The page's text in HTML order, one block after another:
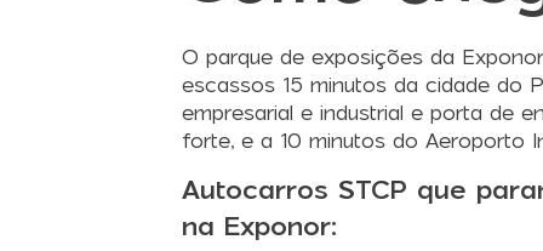
O parque de exposições da
escassos 15 minutos da cidade do
empresarial e industrial e porta de
forte, e a 10 minutos do Aeroporto
Autocarros STCP que
na Exponor: